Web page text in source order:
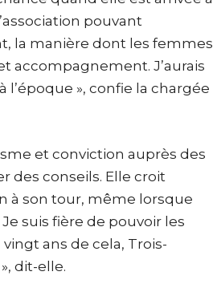
pouvant
la manière dont les femmes
accompagnement. J’aurais
», confie la chargée
et conviction auprès des
des conseils. Elle croit
à son tour, même lorsque
Je suis fière de pouvoir les
ans de cela, Trois-
dit-elle.